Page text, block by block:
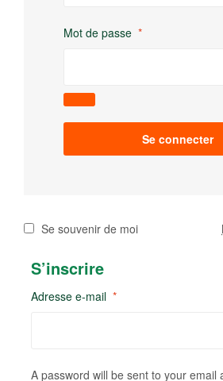
Mot de passe *
Se connecter
Se souvenir de moi
S’inscrire
Adresse e-mail *
A password will be sent to your email